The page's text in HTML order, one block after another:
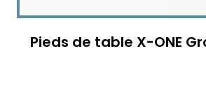
Pieds de table X-ONE